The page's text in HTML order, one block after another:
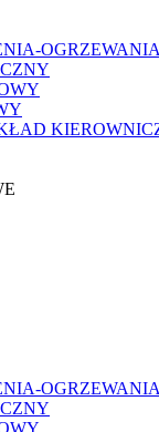
OGRZEWANIA
OGRZEWANIA